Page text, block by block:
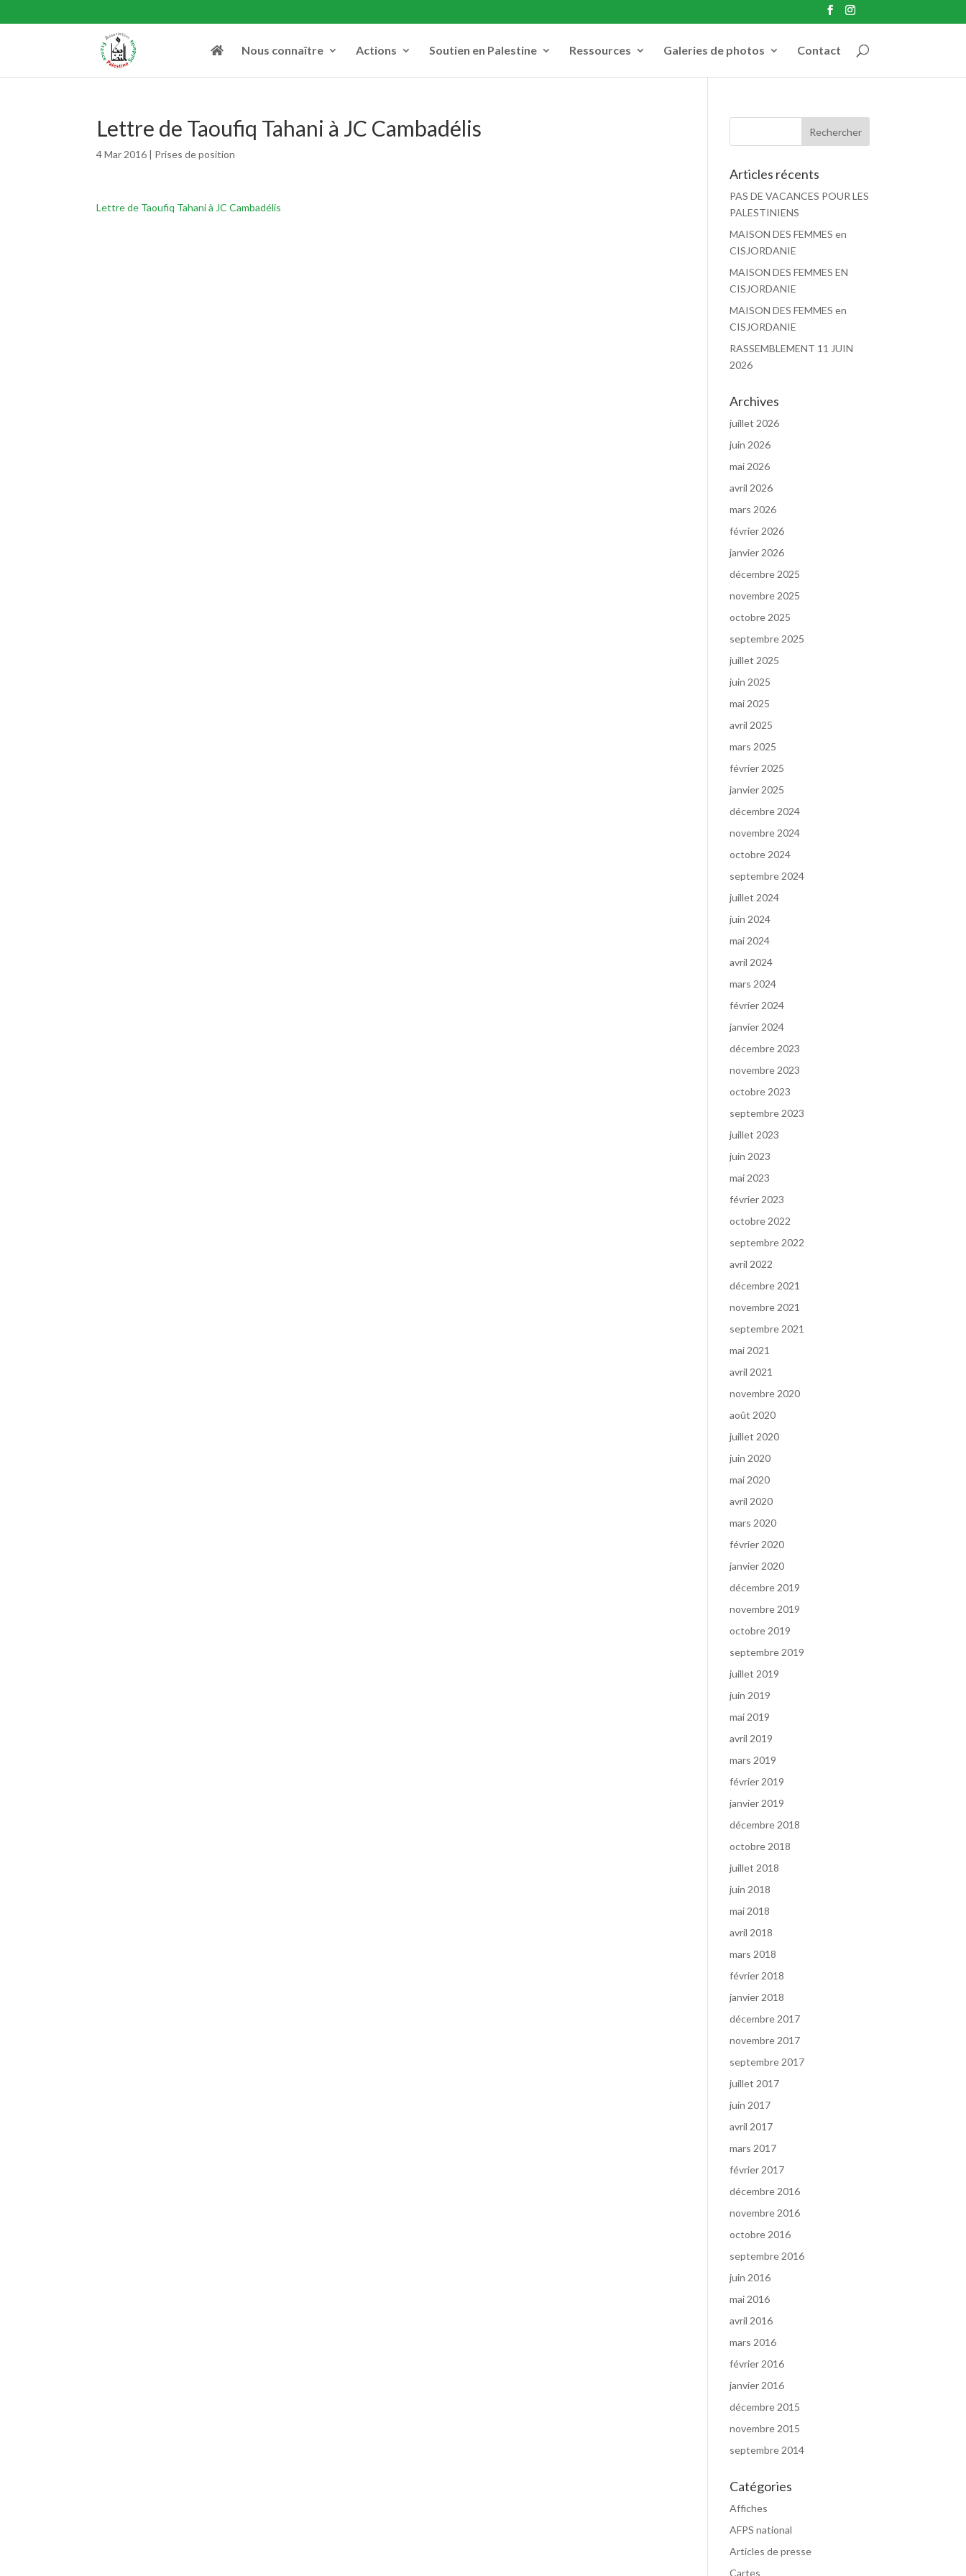
Nous connaître Actions Soutien en Palestine Ressources Galeries de photos Contact
Lettre de Taoufiq Tahani à JC Cambadélis
4 Mar 2016 | Prises de position
Lettre de Taoufiq Tahani à JC Cambadélis
Articles récents
PAS DE VACANCES POUR LES
PALESTINIENS
MAISON DES FEMMES en
CISJORDANIE
MAISON DES FEMMES EN
CISJORDANIE
MAISON DES FEMMES en
CISJORDANIE
RASSEMBLEMENT 11 JUIN
2026
Archives
juillet 2026
juin 2026
mai 2026
avril 2026
mars 2026
février 2026
janvier 2026
décembre 2025
novembre 2025
octobre 2025
septembre 2025
juillet 2025
juin 2025
mai 2025
avril 2025
mars 2025
février 2025
janvier 2025
décembre 2024
novembre 2024
octobre 2024
septembre 2024
juillet 2024
juin 2024
mai 2024
avril 2024
mars 2024
février 2024
janvier 2024
décembre 2023
novembre 2023
octobre 2023
septembre 2023
juillet 2023
juin 2023
mai 2023
février 2023
octobre 2022
septembre 2022
avril 2022
décembre 2021
novembre 2021
septembre 2021
mai 2021
avril 2021
novembre 2020
août 2020
juillet 2020
juin 2020
mai 2020
avril 2020
mars 2020
février 2020
janvier 2020
décembre 2019
novembre 2019
octobre 2019
septembre 2019
juillet 2019
juin 2019
mai 2019
avril 2019
mars 2019
février 2019
janvier 2019
décembre 2018
octobre 2018
juillet 2018
juin 2018
mai 2018
avril 2018
mars 2018
février 2018
janvier 2018
décembre 2017
novembre 2017
septembre 2017
juillet 2017
juin 2017
avril 2017
mars 2017
février 2017
décembre 2016
novembre 2016
octobre 2016
septembre 2016
juin 2016
mai 2016
avril 2016
mars 2016
février 2016
janvier 2016
décembre 2015
novembre 2015
septembre 2014
Catégories
Affiches
AFPS national
Articles de presse
Cartes